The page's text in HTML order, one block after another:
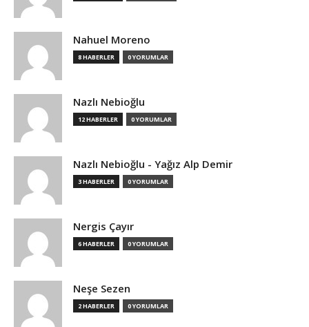
Nahuel Moreno
8 HABERLER 0 YORUMLAR
Nazlı Nebioğlu
12 HABERLER 0 YORUMLAR
Nazlı Nebioğlu - Yağız Alp Demir
3 HABERLER 0 YORUMLAR
Nergis Çayır
6 HABERLER 0 YORUMLAR
Neşe Sezen
2 HABERLER 0 YORUMLAR